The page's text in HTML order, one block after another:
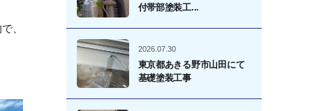
、
付帯部塗装工...
2026.07.30
東京都あきる野市山田にて
基礎塗装工事